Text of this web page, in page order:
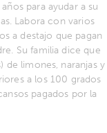
para ayudar a su
Labora con varios
a destajo que pagan
Su familia dice que
de limones, naranjas y
a los 100 grados
pagados por la